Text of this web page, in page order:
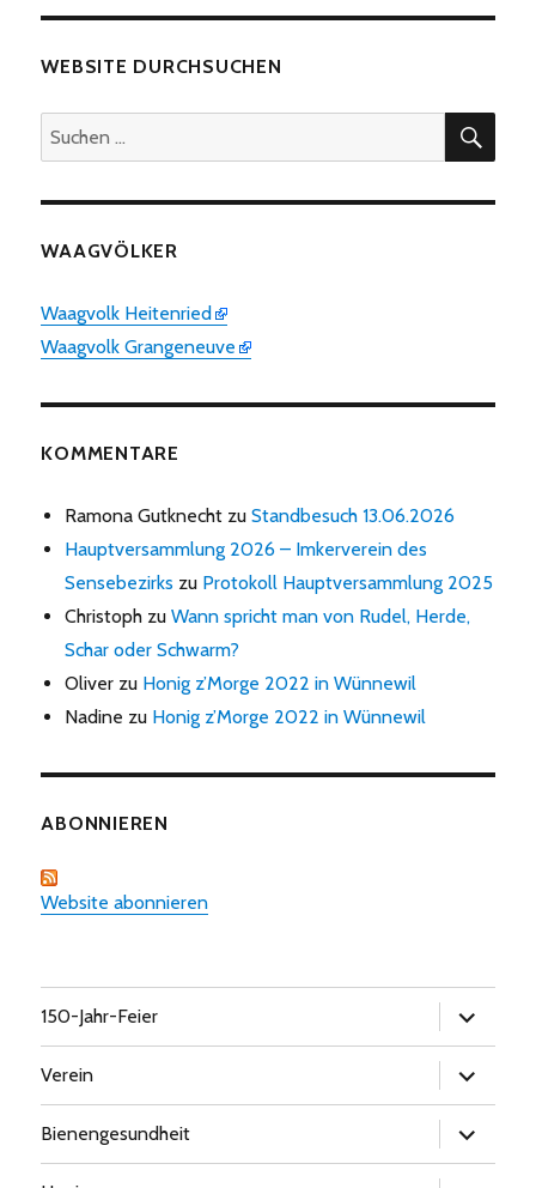
WEBSITE DURCHSUCHEN
Suchen
nach:
WAAGVÖLKER
Waagvolk Heitenried
Waagvolk Grangeneuve
KOMMENTARE
Ramona Gutknecht zuStandbesuch 13.06.2026
Hauptversammlung 2026 – Imkerverein des
Sensebezirks zu Protokoll Hauptversammlung 2025
Christoph zuWann spricht man von Rudel, Herde,
Schar oder Schwarm?
Oliver zu Honig z’Morge 2022 in Wünnewil
Nadine zu Honig z’Morge 2022 in Wünnewil
ABONNIEREN
Website abonnieren
150-Jahr-Feier
öffnen
Verein
öffnen
Bienengesundheit
öffnen